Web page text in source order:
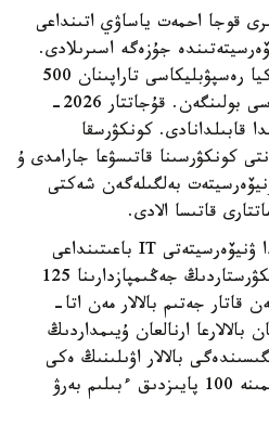
قوجا احمەت ياساۋي اتىنداعى
جۇزەگە اسىرىلادى.
2026-2027 وقۋ جىلىنا تۇركيا رەسپۋبليكاسى تاراپىنان 500
ءداستۇرلى ءبىلىم بەرۋ كۆوتاسى بولىنگەن. قۇجاتتار 2026-
قابىلدانادى. كونكۋرسقا
كونكۋرسىنا قاتىسۋعا جارامدى ۇ
بەلگىلەگەن شەكتى
قاتىسا الادى.
قورقىت اتا اتىنداعى قىزىلوردا ۋنيۆەرسيتەتى IT باعىتىنداعى
وليمپيادالار، جوبالار مەن كونكۋرستاردىڭ جەڭىمپازدارىنا 125
جەتىم بالالار مەن اتا-
بالالارعا ارنالعان ۇيىمداردىڭ
بالالار اۋىلىنىڭ ەكى
تۇلەگىنە وقۋدىڭ تولىق مەرزىمىنە 100 پايىزدىق ءبىلىم بەرۋ